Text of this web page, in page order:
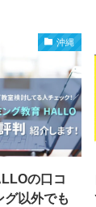
沖縄
の口コ
グ以外でも